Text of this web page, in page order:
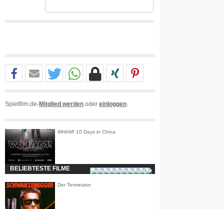
Spielfilm.de-Mitglied werden oder einloggen
WHAM! 10 Days in China
BELIEBTESTE FILME
Der Terminator